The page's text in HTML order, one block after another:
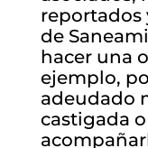
reportados
de
hacer una
ejemplo,
adeudado
castigada